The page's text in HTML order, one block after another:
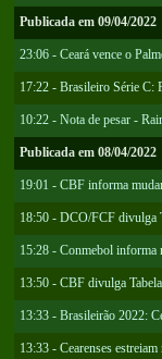
Publicada em 09/04/2022
23:06 - Ceará vence o
17:22 - Brasileiro Série C:
10:22 - Nota de pesar -
Publicada em 08/04/2022
19:01 - CBF informa
18:50 - DCO/FCF divulga
15:28 - Conmebol informa
13:50 - CBF divulga
13:33 - Brasileirão 2022:
13:33 - Cearenses